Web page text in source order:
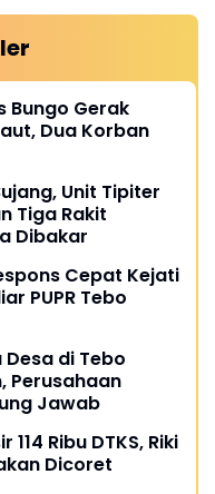
Bungo Gerak
Dua Korban
Unit Tipiter
Tiga Rakit
Dibakar
Cepat Kejati
PUPR Tebo
di Tebo
Perusahaan
Jawab
Ribu DTKS, Riki
Dicoret